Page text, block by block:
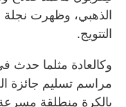
الذهبي، وظهرت
التتويج.
وكالعادة مثلما حدث
مراسم تسليم جائزة
بالكرة منطلقة